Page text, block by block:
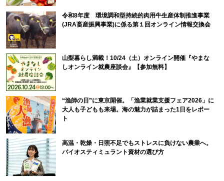
令和8年度 環境調和型持続的肉用牛生産体制推進事業
(JRA畜産振興事業)に係る第１回オンライン情報交換会
山梨暮らし満載！10/24（土）オンライン開催『やまな
しオンライン就農座談会』【参加無料】
“漁師の日”に東京開催。「漁業就業支援フェア2026」に
大人も子どもも来場。海の魅力が詰まった1日をレポー
ト
高温・乾燥・日照不足でもストレスに負けない農業へ。
バイオスティミュラント資材の選び方